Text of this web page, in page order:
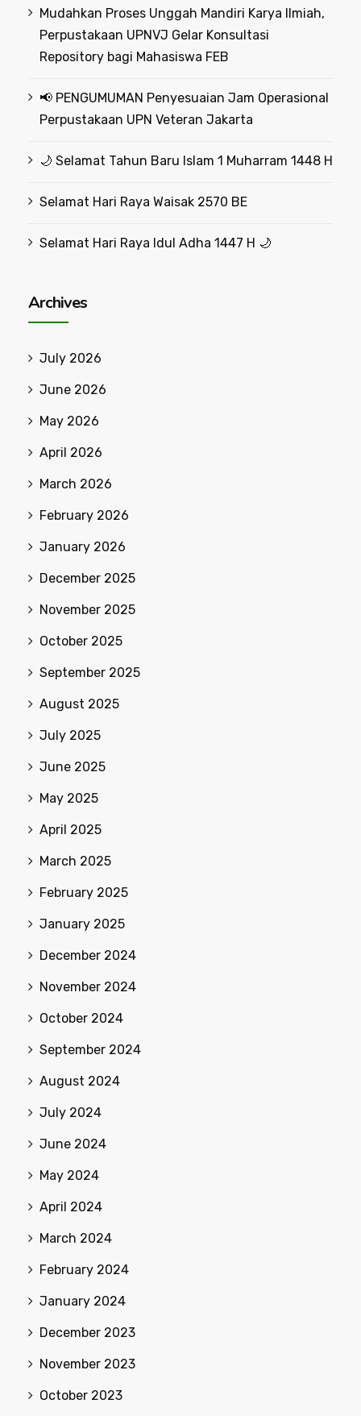
Mudahkan Proses Unggah Mandiri Karya Ilmiah,
Perpustakaan UPNVJ Gelar Konsultasi
Repository bagi Mahasiswa FEB
📢 PENGUMUMAN Penyesuaian Jam Operasional
Perpustakaan UPN Veteran Jakarta
🌙 Selamat Tahun Baru Islam 1 Muharram 1448 H
Selamat Hari Raya Waisak 2570 BE
Selamat Hari Raya Idul Adha 1447 H 🌙
Archives
July 2026
June 2026
May 2026
April 2026
March 2026
February 2026
January 2026
December 2025
November 2025
October 2025
September 2025
August 2025
July 2025
June 2025
May 2025
April 2025
March 2025
February 2025
January 2025
December 2024
November 2024
October 2024
September 2024
August 2024
July 2024
June 2024
May 2024
April 2024
March 2024
February 2024
January 2024
December 2023
November 2023
October 2023